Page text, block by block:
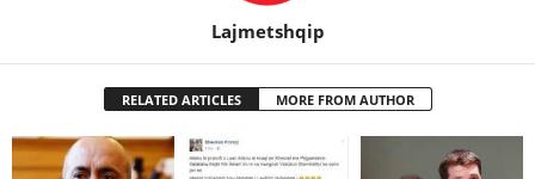
Lajmetshqip
RELATED ARTICLES MORE FROM AUTHOR